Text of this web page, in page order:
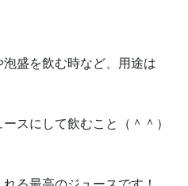
盛を飲む時など、用途は
スにして飲むこと（＾＾）